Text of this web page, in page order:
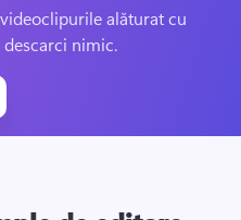
alăturat cu
descarci nimic.